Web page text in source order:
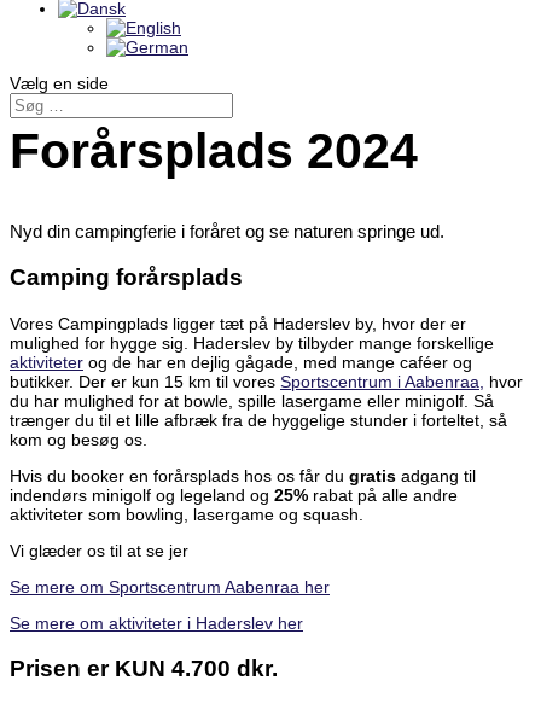
Vælg en side
Forårsplads 2024
Nyd din campingferie i foråret og se naturen springe ud.
Camping forårsplads
Vores Campingplads ligger tæt på Haderslev by, hvor der er
mulighed for hygge sig. Haderslev by tilbyder mange forskellige
aktiviteter og de har en dejlig gågade, med mange caféer og
butikker. Der er kun 15 km til vores Sportscentrum i Aabenraa,
hvor
du har mulighed for at bowle, spille lasergame eller minigolf. Så
trænger du til et lille afbræk fra de hyggelige stunder i forteltet, så
kom og besøg os.
Hvis du booker en forårsplads hos os får du gratis adgang til
indendørs minigolf og legeland og 25% rabat på alle andre
aktiviteter som bowling, lasergame og squash.
Vi glæder os til at se jer
Se mere om Sportscentrum Aabenraa her
Se mere om aktiviteter i Haderslev her
Prisen er KUN 4.700 dkr.